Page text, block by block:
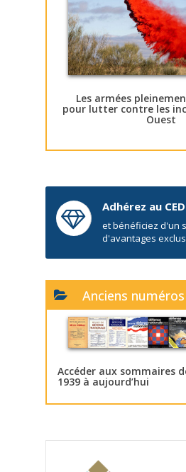
Les armées
pour lutter contre les
Ouest
Adhérez au
et bénéficiez d'un
d'avantages
Anciens numéros
Accéder aux sommaires
1939 à aujourd’hui